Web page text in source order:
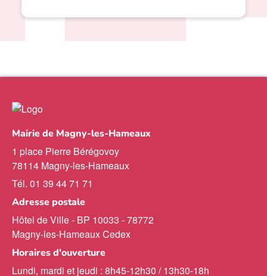
Mairie de Magny-les-Hameaux
1 place Pierre Bérégovoy
78114 Magny-les-Hameaux
Tél. 01 39 44 71 71
Adresse postale
Hôtel de Ville - BP 10033 - 78772
Magny-les-Hameaux Cedex
Horaires d'ouverture
Lundi, mardi et jeudi : 8h45-12h30 / 13h30-18h